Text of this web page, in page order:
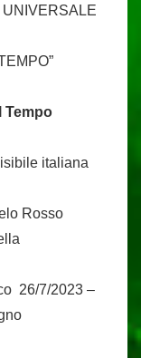
Tempo
italiana
Rosso
26/7/2023 –